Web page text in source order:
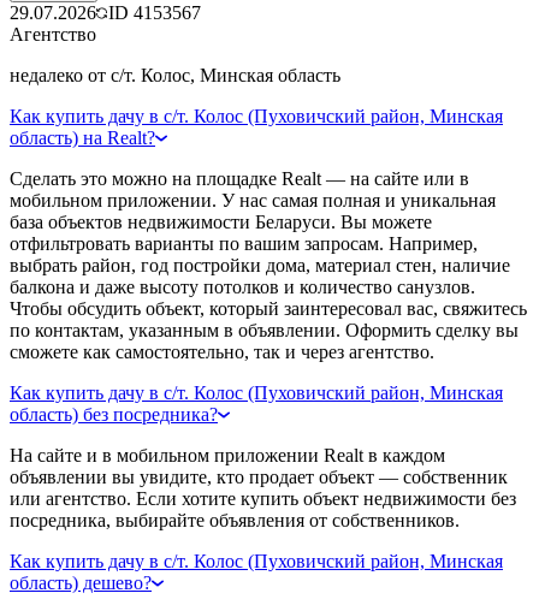
29.07.2026 ID 4153567
Агентство
недалеко от с/т. Колос, Минская область
Как купить дачу в с/т. Колос (Пуховичский район, Минская
область) на Realt?
Сделать это можно на площадке Realt — на сайте или в
мобильном приложении. У нас самая полная и уникальная
база объектов недвижимости Беларуси. Вы можете
отфильтровать варианты по вашим запросам. Например,
выбрать район, год постройки дома, материал стен, наличие
балкона и даже высоту потолков и количество санузлов.
Чтобы обсудить объект, который заинтересовал вас, свяжитесь
по контактам, указанным в объявлении. Оформить сделку вы
сможете как самостоятельно, так и через агентство.
Как купить дачу в с/т. Колос (Пуховичский район, Минская
область) без посредника?
На сайте и в мобильном приложении Realt в каждом
объявлении вы увидите, кто продает объект — собственник
или агентство. Если хотите купить объект недвижимости без
посредника, выбирайте объявления от собственников.
Как купить дачу в с/т. Колос (Пуховичский район, Минская
область) дешево?